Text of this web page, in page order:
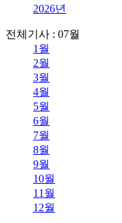
2026년
전체기사 : 07월
1월
2월
3월
4월
5월
6월
7월
8월
9월
10월
11월
12월